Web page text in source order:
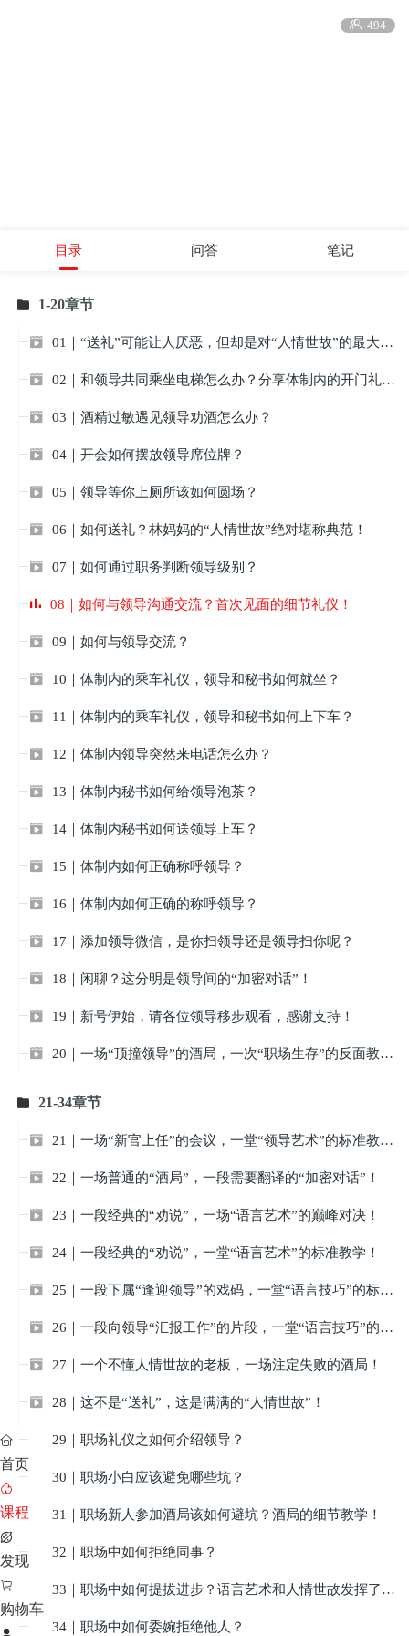
 494
目录 问答 笔记
 1-20章节
 01｜“送礼”可能让人厌恶，但却是对“人情世故”的最大考验！
 02｜和领导共同乘坐电梯怎么办？分享体制内的开门礼仪！
 03｜酒精过敏遇见领导劝酒怎么办？
 04｜开会如何摆放领导席位牌？
 05｜领导等你上厕所该如何圆场？
 06｜如何送礼？林妈妈的“人情世故”绝对堪称典范！
 07｜如何通过职务判断领导级别？
08｜如何与领导沟通交流？首次见面的细节礼仪！
 09｜如何与领导交流？
 10｜体制内的乘车礼仪，领导和秘书如何就坐？
 11｜体制内的乘车礼仪，领导和秘书如何上下车？
 12｜体制内领导突然来电话怎么办？
 13｜体制内秘书如何给领导泡茶？
 14｜体制内秘书如何送领导上车？
 15｜体制内如何正确称呼领导？
 16｜体制内如何正确的称呼领导？
 17｜添加领导微信，是你扫领导还是领导扫你呢？
 18｜闲聊？这分明是领导间的“加密对话”！
 19｜新号伊始，请各位领导移步观看，感谢支持！
 20｜一场“顶撞领导”的酒局，一次“职场生存”的反面教材！
 21-34章节
 21｜一场“新官上任”的会议，一堂“领导艺术”的标准教学！
 22｜一场普通的“酒局”，一段需要翻译的“加密对话”！
 23｜一段经典的“劝说”，一场“语言艺术”的巅峰对决！
 24｜一段经典的“劝说”，一堂“语言艺术”的标准教学！
 25｜一段下属“逢迎领导”的戏码，一堂“语言技巧”的标准教学！
 26｜一段向领导“汇报工作”的片段，一堂“语言技巧”的标准教学！
 27｜一个不懂人情世故的老板，一场注定失败的酒局！
 28｜这不是“送礼”，这是满满的“人情世故”！
29｜职场礼仪之如何介绍领导？
30｜职场小白应该避免哪些坑？
31｜职场新人参加酒局该如何避坑？酒局的细节教学！
32｜职场中如何拒绝同事？
33｜职场中如何提拔进步？语言艺术和人情世故发挥了关键作用！
34｜职场中如何委婉拒绝他人？

首页

课程

发现

购物车